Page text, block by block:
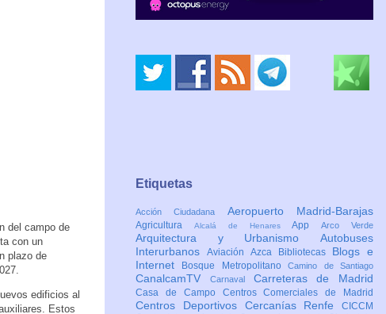
del campo de
con un
plazo de
edificios al
Estos
Etiquetas
Acción Ciudadana Aeropuerto Madrid-Barajas
Agricultura Alcalá de HenaresAppArco Verde
Arquitectura y Urbanismo Autobuses
Interurbanos Aviación Azca Bibliotecas Blogs e
Internet
Bosque MetropolitanoCamino de Santiago
CanalcamTV Carnaval Carreteras de Madrid
Casa de Campo Centros Comerciales de Madrid
Centros Deportivos Cercanías Renfe CICCM